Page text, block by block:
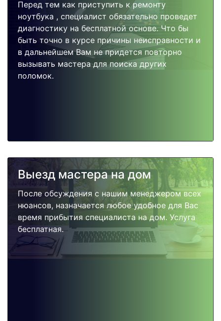
Перед тем как приступить к ремонту
ноутбука , специалист обязательно проведет
диагностику на бесплатной основе. Что бы
быть точно в курсе причины неисправности и
в дальнейшем Вам не придется повторно
вызывать мастера для поиска других
поломок.
Выезд мастера на дом
После обсуждения с нашим менеджером всех
нюансов, назначается любое удобное для Вас
время прибытия специалиста на дом. Услуга
бесплатная.